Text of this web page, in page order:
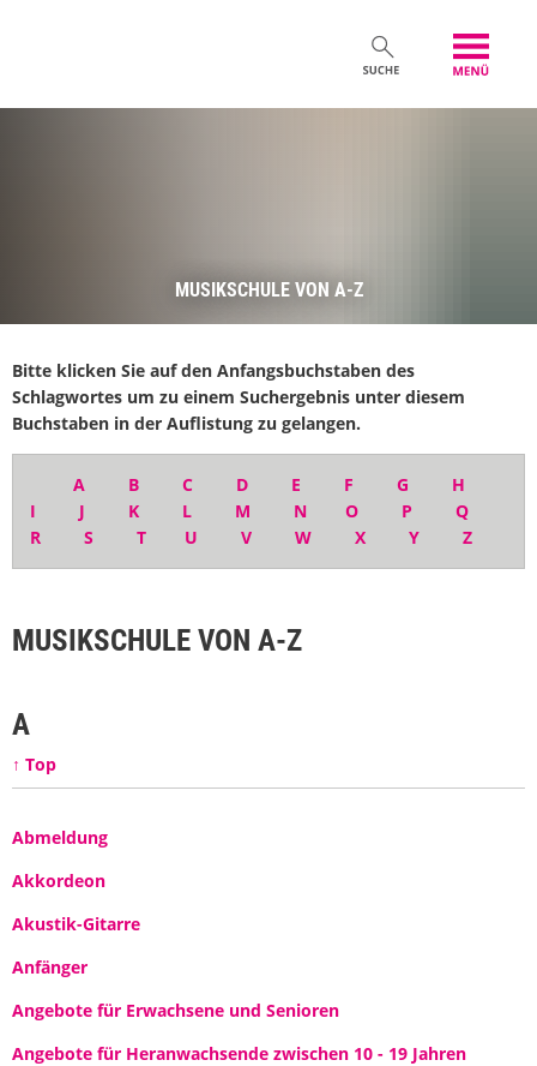
MUSIKSCHULE VON A-Z
Bitte klicken Sie auf den Anfangsbuchstaben des
Schlagwortes um zu einem Suchergebnis unter diesem
Buchstaben in der Auflistung zu gelangen.
A B C D E F G
H
I
J K L M N O P
Q
R
S T U V W X Y Z
MUSIKSCHULE VON A-Z
A
↑ Top
Abmeldung
Akkordeon
Akustik-Gitarre
Anfänger
Angebote für Erwachsene und Senioren
Angebote für Heranwachsende zwischen 10 - 19 Jahren